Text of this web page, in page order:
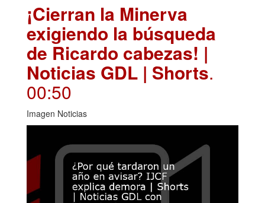
¡Cierran la Minerva
exigiendo la búsqueda
de Ricardo cabezas! |
Noticias GDL | Shorts.
00:50
Imagen Noticias